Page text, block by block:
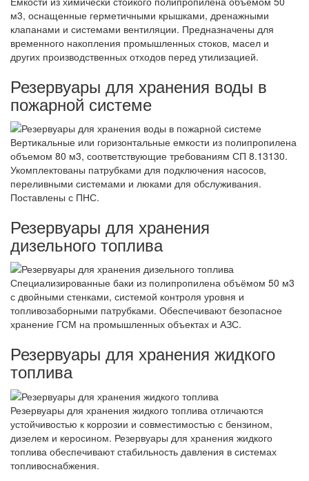
м3, оснащенные герметичными крышками, дренажными
клапанами и системами вентиляции. Предназначены для
временного накопления промышленных стоков, масел и
других производственных отходов перед утилизацией.
Резервуары для хранения воды в
пожарной системе
Вертикальные или горизонтальные емкости из полипропилена
объемом 80 м3, соответствующие требованиям СП 8.13130.
Укомплектованы патрубками для подключения насосов,
переливными системами и люками для обслуживания.
Поставлены с ПНС.
Резервуары для хранения
дизельного топлива
Специализированные баки из полипропилена объёмом 50 м3
с двойными стенками, системой контроля уровня и
топливозаборными патрубками. Обеспечивают безопасное
хранение ГСМ на промышленных объектах и АЗС.
Резервуары для хранения жидкого
топлива
Резервуары для хранения жидкого топлива отличаются
устойчивостью к коррозии и совместимостью с бензином,
дизелем и керосином. Резервуары для хранения жидкого
топлива обеспечивают стабильность давления в системах
топливоснабжения.